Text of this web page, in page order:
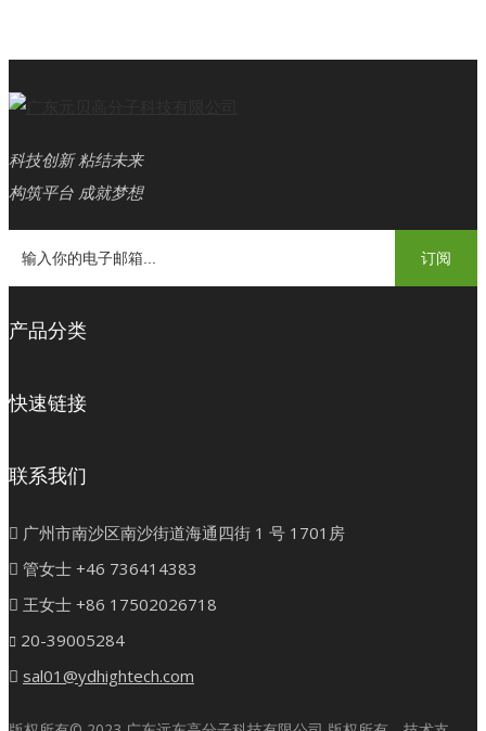
科技创新 粘结未来
构筑平台 成就梦想
订阅
产品分类
快速链接
联系我们
 广州市南沙区南沙街道海通四街 1 号 1701房
 管女士 +46 736414383
 王女士 +86 17502026718
 20-39005284
 sal01@ydhightech.com